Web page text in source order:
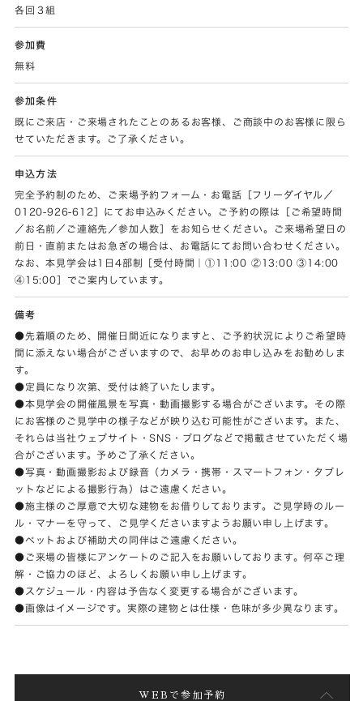
各回３組
参加費
無料
参加条件
既にご来店・ご来場されたことのあるお客様、ご商談中のお客様に限ら
せていただきます。ご了承ください。
申込方法
完全予約制のため、ご来場予約フォーム・お電話［フリーダイヤル／
0120-926-612］にてお申込みください。ご予約の際は［ご希望時間
／お名前／ご連絡先／参加人数］をお知らせください。ご来場希望日の
前日・直前またはお急ぎの場合は、お電話にてお問い合わせください。
なお、本見学会は1日4部制［受付時間｜①11:00 ②13:00 ③14:00
④15:00］でご案内しています。
備考
●先着順のため、開催日間近になりますと、ご予約状況によりご希望時
間に添えない場合がございますので、お早めのお申し込みをお勧めしま
す。
●定員になり次第、受付は終了いたします。
●本見学会の開催風景を写真・動画撮影する場合がございます。その際
にお客様のご見学中の様子などが映り込む可能性がございます。また、
それらは当社ウェブサイト・SNS・ブログなどで掲載させていただく場
合がございます。予めご了承ください。
●写真・動画撮影および録音（カメラ・携帯・スマートフォン・タブレ
ットなどによる撮影行為）はご遠慮ください。
●施主様のご厚意で大切な建物をお借りしております。ご見学時のルー
ル・マナーを守って、ご見学くださいますようお願い申し上げます。
●ペットおよび補助犬の同伴はご遠慮ください。
●ご来場の皆様にアンケートのご記入をお願いしております。何卒ご理
解・ご協力のほど、よろしくお願い申し上げます。
●スケジュール・内容は予告なく変更する場合がございます。
●画像はイメージです。実際の建物とは仕様・色味が多少異なります。
WEBで参加予約